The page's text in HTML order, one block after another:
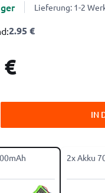
Lieferung: 1-2
2.95 €
IN
2x Akku